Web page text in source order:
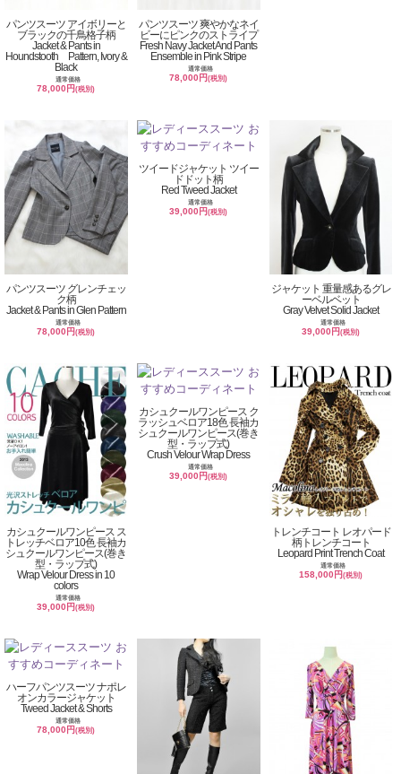
パンツスーツ アイボリーと
ブラックの千鳥格子柄
Jacket & Pants in
Houndstooth Pattern, Ivory &
Black
通常価格
78,000円(税別)
パンツスーツ 爽やかなネイ
ビーにピンクのストライプ
Fresh Navy Jacket And Pants
Ensemble in Pink Stripe
通常価格
78,000円(税別)
パンツスーツ グレンチェッ
ク柄
Jacket & Pants in Glen Pattern
通常価格
78,000円(税別)
ツイードジャケット ツイー
ドドット柄
Red Tweed Jacket
通常価格
39,000円(税別)
ジャケット 重量感あるグレ
ーベルベット
Gray Velvet Solid Jacket
通常価格
39,000円(税別)
カシュクールワンピース ス
トレッチベロア10色 長袖カ
シュクールワンピース(巻き
型・ラップ式)
Wrap Velour Dress in 10
colors
通常価格
39,000円(税別)
カシュクールワンピース ク
ラッシュベロア18色 長袖カ
シュクールワンピース(巻き
型・ラップ式)
Crush Velour Wrap Dress
通常価格
39,000円(税別)
トレンチコート レオパード
柄トレンチコート
Leopard Print Trench Coat
通常価格
158,000円(税別)
ハーフパンツスーツ ナポレ
オンカラージャケット
Tweed Jacket & Shorts
通常価格
78,000円(税別)